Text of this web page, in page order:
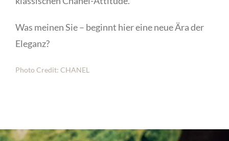
Was meinen Sie – beginnt hier eine neue Ära der
Eleganz?
Photo Credit: CHANEL